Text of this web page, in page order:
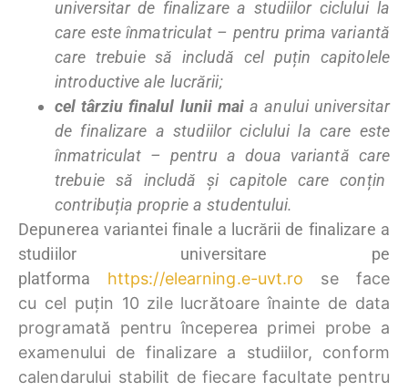
universitar de finalizare a studiilor ciclului la
care este înmatriculat – pentru prima variantă
care trebuie să includă cel puțin capitolele
introductive ale lucrării;
cel târziu finalul lunii maia anului universitar
de finalizare a studiilor ciclului la care este
înmatriculat – pentru a doua variantă care
trebuie să includă și capitole care conțin
contribuția proprie a studentului.
Depunerea variantei finale a lucrării de finalizare a
studiilor universitare pe
platforma https://elearning.e-uvt.ro se face
cu cel puțin 10 zile lucrătoare înainte de data
programată pentru începerea primei probe a
examenului de finalizare a studiilor, conform
calendarului stabilit de fiecare facultate pentru